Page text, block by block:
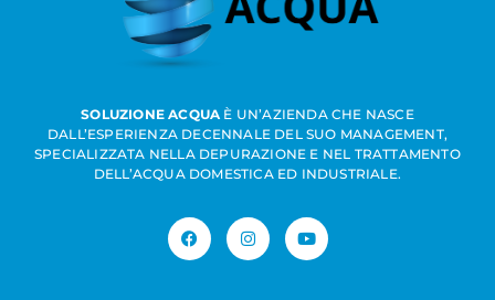
SOLUZIONE ACQUA È UN’AZIENDA CHE NASCE
DALL’ESPERIENZA DECENNALE DEL SUO MANAGEMENT,
SPECIALIZZATA NELLA DEPURAZIONE E NEL TRATTAMENTO
DELL’ACQUA DOMESTICA ED INDUSTRIALE.